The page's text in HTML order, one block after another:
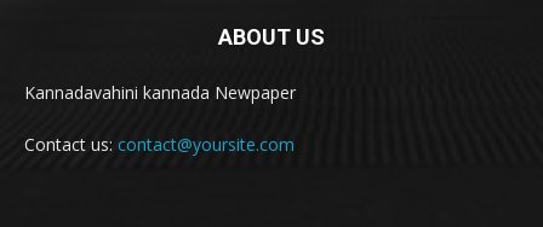
ABOUT US
Kannadavahini kannada Newpaper
Contact us: contact@yoursite.com